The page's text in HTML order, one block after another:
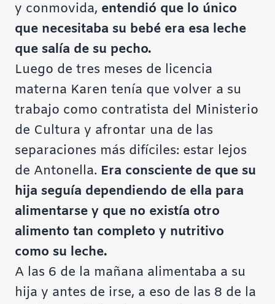
y conmovida, entendió que lo único
que necesitaba su bebé era esa leche
que salía de su pecho.
Luego de tres meses de licencia
materna Karen tenía que volver a su
trabajo como contratista del Ministerio
de Cultura y afrontar una de las
separaciones más difíciles: estar lejos
de Antonella. Era consciente de que su
hija seguía dependiendo de ella para
alimentarse y que no existía otro
alimento tan completo y nutritivo
como su leche.
A las 6 de la mañana alimentaba a su
hija y antes de irse, a eso de las 8 de la